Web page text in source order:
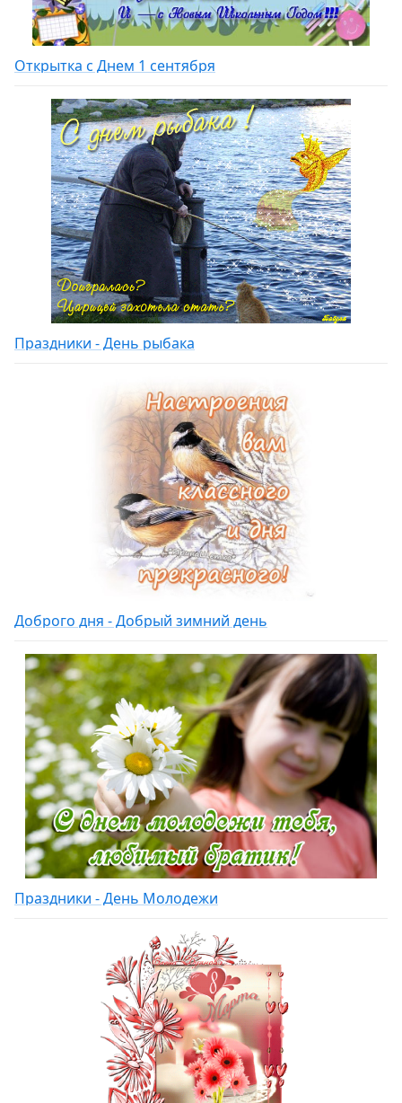
Открытка с Днем 1 сентября
Праздники - День рыбака
Доброго дня - Добрый зимний день
Праздники - День Молодежи